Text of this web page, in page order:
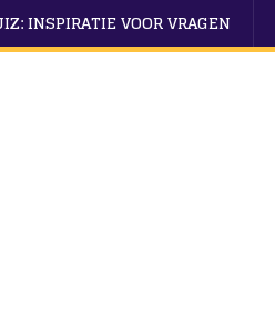
INSPIRATIE VOOR VRAGEN